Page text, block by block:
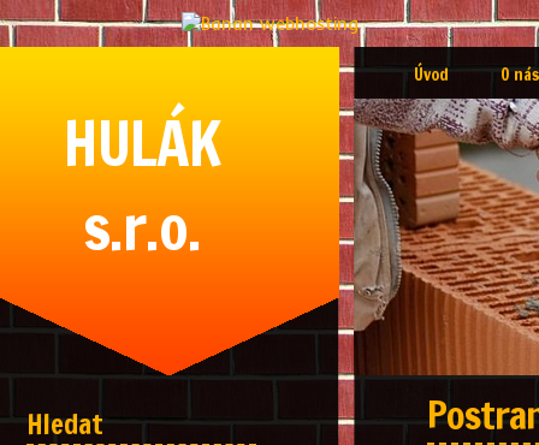
Úvod O nás
HULÁK
s.r.o.
Hledat